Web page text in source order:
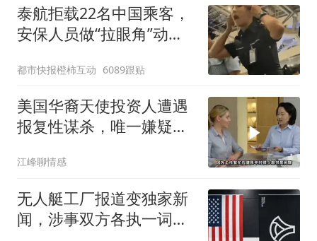
泰航拒载22名中国乘客，
安保人员做“拉眼角”动
拒绝登机决定由航司作
出；亲历者：曾承诺免费
改签但没兑现
都市快报橙柿互动 6089跟贴
美国华裔天使投资人遭遇
报复性谋杀，唯一嫌疑人
江峰聊情感
无人艇工厂报道变独家新
闻，涉事双方各执一词，